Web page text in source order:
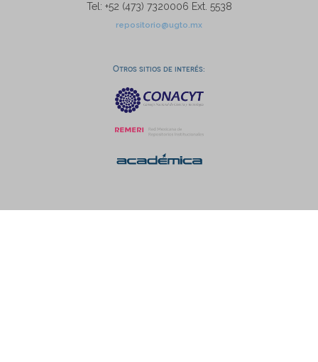
Tel: +52 (473) 7320006 Ext. 5538
repositorio@ugto.mx
Otros sitios de interés: